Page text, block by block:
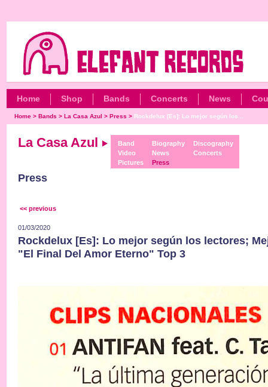
Home Shop Bands Concerts News
Home> Bands > La Casa Azul > Press > Rockdelux [Es]: Lo mejor según los...
La Casa Azul
Band
Video
Pictures
Biography
News
Press
Discography
Concerts
Press
<< previous
01/03/2020
Rockdelux [Es]: Lo mejor según los lectores;
"El Final Del Amor Eterno" Top 3